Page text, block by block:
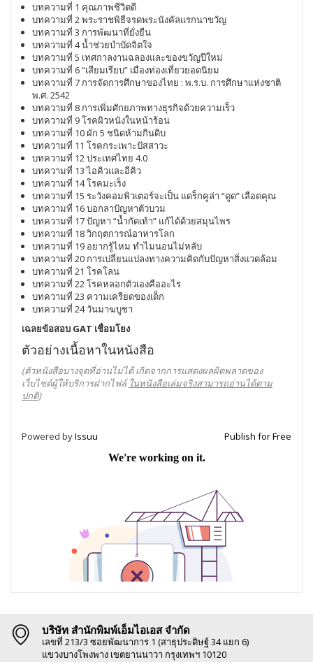
บทความที่ 1 คุณภาพชีวิตดี
บทความที่ 2 พระราชพิธีจรดพระนังคัลแรกนาขวัญ
บทความที่ 3 การพัฒนาที่ยั่งยืน
บทความที่ 4 น้ำช่วยบำบัดจิตใจ
บทความที่ 5 เทศกาลงานฉลองและของขวัญปีใหม่
บทความที่ 6 “เสียมเรียบ” เมืองท่องเที่ยวยอดนิยม
บทความที่ 7 การจัดการศึกษาของไทย : พ.ร.บ. การศึกษาแห่งชาติ
พ.ศ. 2542
บทความที่ 8 การเพิ่มศักยภาพทางธุรกิจด้วยความเร็ว
บทความที่ 9 โรคผิวหนังในหน้าร้อน
บทความที่ 10 ผัก 5 ชนิดห้ามกินดิบ
บทความที่ 11 โรคกระเพาะปัสสาวะ
บทความที่ 12 ประเทศไทย 4.0
บทความที่ 13 ไอคิวและอีคิว
บทความที่ 14 โรคมะเร็ง
บทความที่ 15 ระวังคอมพิวเตอร์จะเป็น แดร็กคูล่า “ดูด” เลือดคุณ
บทความที่ 16 บอกลาปัญหาตัวบวม
บทความที่ 17 ปัญหา “น้ำกัดเท้า” แก้ได้ด้วยสมุนไพร
บทความที่ 18 วิกฤตการณ์อาหารโลก
บทความที่ 19 อยากรู้ไหม ทำไมนอนไม่หลับ
บทความที่ 20 การเปลี่ยนแปลงทางความคิดกับปัญหาสิ่งแวดล้อม
บทความที่ 21 โรคโลน
บทความที่ 22 โรคหลอกตัวเองคืออะไร
บทความที่ 23 ความเครียดของเด็ก
บทความที่ 24 วันมาฆบูชา
เฉลยข้อสอบ GAT เชื่อมโยง
ตัวอย่างเนื้อหาในหนังสือ
(ตัวหนังสือบางจุดที่อ่านไม่ได้ เกิดจากการแสดงผลผิดพลาดของ
เว็บไซต์ผู้ให้บริการฝากไฟล์ ในหนังสือเล่มจริงสามารถอ่านได้ตาม
ปกติ)
Powered byIssuu Publish for Free
บริษัท สำนักพิมพ์เอ็มไอเอส จำกัด
เลขที่ 213/3 ซอยพัฒนาการ 1 (สาธุประดิษฐ์ 34 แยก 6)
แขวงบางโพงพาง เขตยานนาวา กรุงเทพฯ 10120